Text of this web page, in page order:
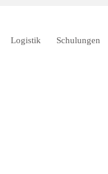
Logistik Schulungen